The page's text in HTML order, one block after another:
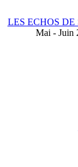
LES ECHOS
Mai - Juin